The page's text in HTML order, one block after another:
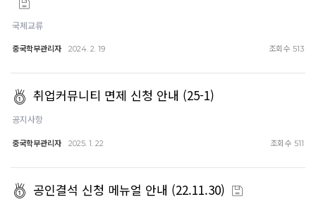
국제교류
중국학부관리자 2024. 2. 19 조회수 513
취업커뮤니티 면제 신청 안내 (25-1)
공지사항
중국학부관리자 2025. 1. 22 조회수 511
공인결석 신청 메뉴얼 안내 (22.11.30)